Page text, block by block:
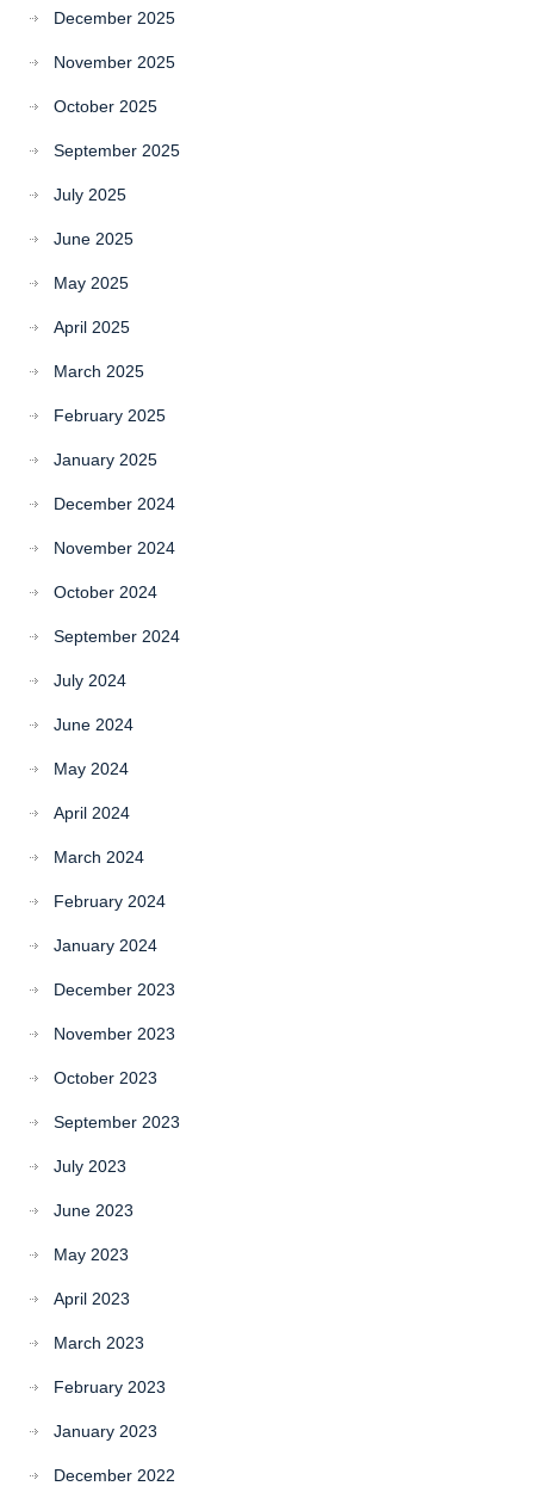
December 2025
November 2025
October 2025
September 2025
July 2025
June 2025
May 2025
April 2025
March 2025
February 2025
January 2025
December 2024
November 2024
October 2024
September 2024
July 2024
June 2024
May 2024
April 2024
March 2024
February 2024
January 2024
December 2023
November 2023
October 2023
September 2023
July 2023
June 2023
May 2023
April 2023
March 2023
February 2023
January 2023
December 2022